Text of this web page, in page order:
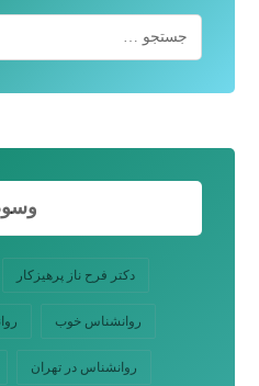
دکتر فرح ناز پرهیزکار
روانشناس خوب
روانشناس در تهران